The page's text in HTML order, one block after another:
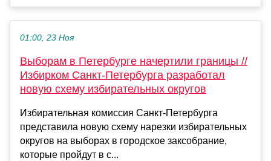
01:00, 23 Ноя
Выборам в Петербурге начертили границы //
Избирком Санкт-Петербурга разработал
новую схему избирательных округов
Избирательная комиссия Санкт-Петербурга
представила новую схему нарезки избирательных
округов на выборах в городское заксобрание,
которые пройдут в с...